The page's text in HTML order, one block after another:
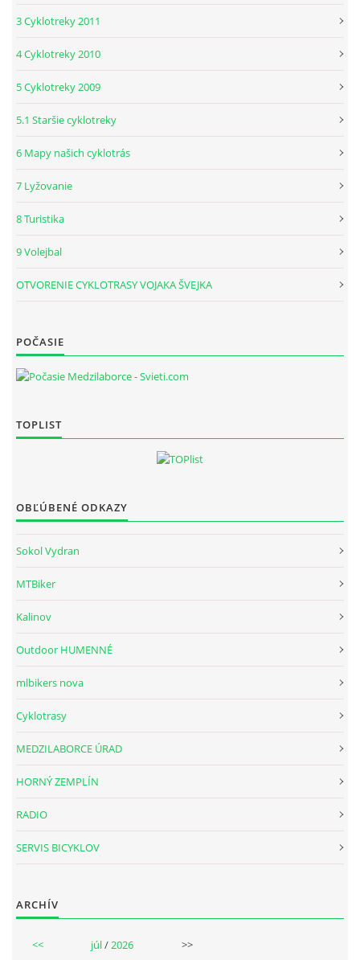
CYKLOTREKY 2010
ZOZNAM ČLENOV O.Z.
DOKLADY O.Z.
LYŽOVANIE
TURISTIKA
NAŠE AKTIVITY
ARCHÍV
PROFIL BALTURS-ÁKOV O.Z.
KONTAKT
3 Cyklotreky 2011
4 Cyklotreky 2010
5 Cyklotreky 2009
5.1 Staršie cyklotreky
6 Mapy našich cyklotrás
7 Lyžovanie
8 Turistika
9 Volejbal
OTVORENIE CYKLOTRASY VOJAKA ŠVEJKA
POČASIE
TOPLIST
OBĽÚBENÉ ODKAZY
Sokol Vydran
MTBiker
Kalinov
Outdoor HUMENNÉ
mlbikers nova
Cyklotrasy
MEDZILABORCE ÚRAD
HORNÝ ZEMPLÍN
RADIO
SERVIS BICYKLOV
ARCHÍV
<< júl/2026 >>